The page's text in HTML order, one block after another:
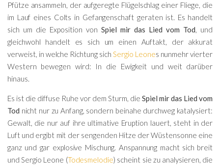
Pfütze ansammeln, der aufgeregte Flügelschlag einer Fliege, die
im Lauf eines Colts in Gefangenschaft geraten ist. Es handelt
sich um die Exposition von Spiel mir das Lied vom Tod, und
gleichwohl handelt es sich um einen Auftakt, der akkurat
verweist, in welche Richtung sich Sergio Leones nunmehr vierter
Western bewegen wird: In die Ewigkeit und weit darüber
hinaus.
Es ist die diffuse Ruhe vor dem Sturm, dieSpiel mir das Lied vom
Tod nicht nur zu Anfang, sondern beinahe durchweg katalysiert:
Gewalt, die nur auf ihre ultimative Eruption lauert, steht in der
Luft und ergibt mit der sengenden Hitze der Wüstensonne eine
ganz und gar explosive Mischung. Anspannung macht sich breit
und Sergio Leone (Todesmelodie) scheint sie zu analysieren, die